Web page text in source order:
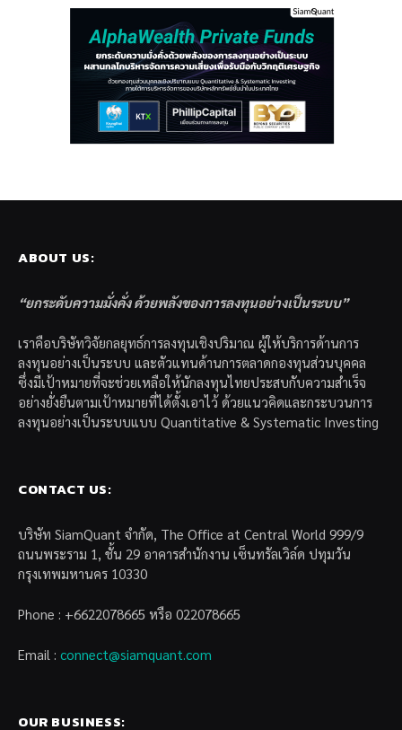
ABOUT US:
“ยกระดับความมั่งคั่ง ด้วยพลังของการลงทุนอย่างเป็นระบบ”
เราคือบริษัทวิจัยกลยุทธ์การลงทุนเชิงปริมาณ ผู้ให้บริการด้านการ
ลงทุนอย่างเป็นระบบ และตัวแทนด้านการตลาดกองทุนส่วนบุคคล
ซึ่งมีเป้าหมายที่จะช่วยเหลือให้นักลงทุนไทยประสบกับความสำเร็จ
อย่างยั่งยืนตามเป้าหมายที่ได้ตั้งเอาไว้ ด้วยแนวคิดและกระบวนการ
ลงทุนอย่างเป็นระบบแบบ Quantitative & Systematic Investing
CONTACT US:
บริษัท SiamQuant จำกัด, The Office at Central World 999/9
ถนนพระราม 1, ชั้น 29 อาคารสำนักงาน เซ็นทรัลเวิล์ด ปทุมวัน
กรุงเทพมหานคร 10330
Phone : +6622078665 หรือ 022078665
Email : connect@siamquant.com
OUR BUSINESS: